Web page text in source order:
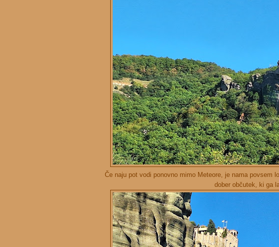
Če naju pot vodi ponovno mimo Meteore, je nama povsem
dober občutek, ki ga